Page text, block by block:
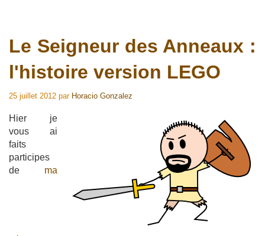
Le Seigneur des Anneaux :
l'histoire version LEGO
25 juillet 2012 par Horacio Gonzalez
Hier je
vous ai
faits
participes
de ma